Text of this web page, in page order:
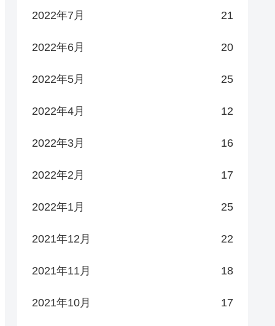
2022年7月 21
2022年6月 20
2022年5月 25
2022年4月 12
2022年3月 16
2022年2月 17
2022年1月 25
2021年12月 22
2021年11月 18
2021年10月 17